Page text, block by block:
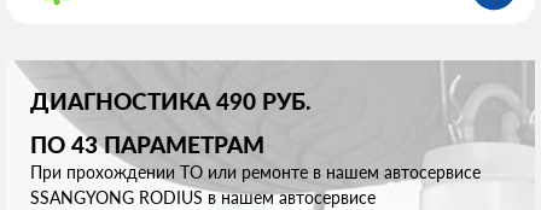
ДИАГНОСТИКА 490 РУБ.
ПО 43 ПАРАМЕТРАМ
При прохождении ТО или ремонте в нашем автосервисе
SSANGYONG RODIUS в нашем автосервисе